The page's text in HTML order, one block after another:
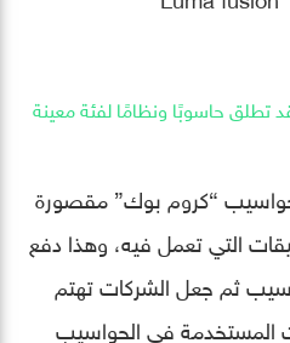
حاسوبًا ونظامًا لفئة معينة
حواسيب “كروم بوك” مقصورة
التي تعمل فيه، وهذا دفع
ثم جعل الشركات تهتم
المستخدمة في الحواسيب